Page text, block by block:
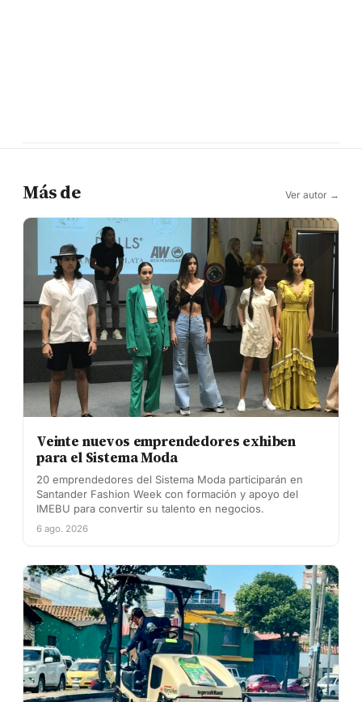
Más de Ver autor →
Veinte nuevos emprendedores exhiben
para el Sistema Moda
20 emprendedores del Sistema Moda participarán en
Santander Fashion Week con formación y apoyo del
IMEBU para convertir su talento en negocios.
6 ago. 2026